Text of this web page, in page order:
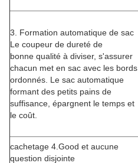
3. Formation automatique de sac
Le coupeur de dureté de
bonne qualité à diviser, s'assurer
chacun met en sac avec les bords
ordonnés. Le sac automatique
formant des petits pains de
suffisance, épargnent le temps et
le coût.
cachetage 4.Good et aucune
question disjointe